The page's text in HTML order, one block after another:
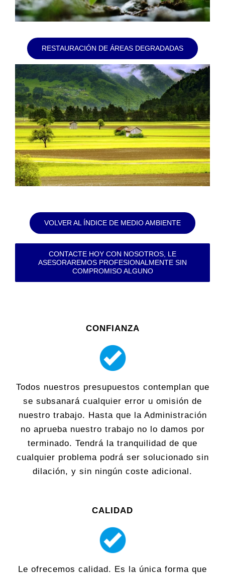
RESTAURACIÓN DE ÁREAS DEGRADADAS
VOLVER AL ÍNDICE DE MEDIO AMBIENTE
CONTACTE HOY CON NOSOTROS, LE
ASESORAREMOS PROFESIONALMENTE SIN
COMPROMISO ALGUNO
CONFIANZA
Todos nuestros presupuestos contemplan que
se subsanará cualquier error u omisión de
nuestro trabajo. Hasta que la Administración
no aprueba nuestro trabajo no lo damos por
terminado. Tendrá la tranquilidad de que
cualquier problema podrá ser solucionado sin
dilación, y sin ningún coste adicional.
CALIDAD
Le ofrecemos calidad. Es la única forma que